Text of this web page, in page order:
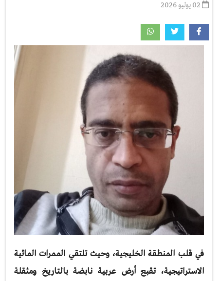
في قلب المنطقة الخليجية، وحيث تلتقي الممرات المائية
الاستراتيجية، تقبع أرض عربية نابضة بالتاريخ ومثقلة